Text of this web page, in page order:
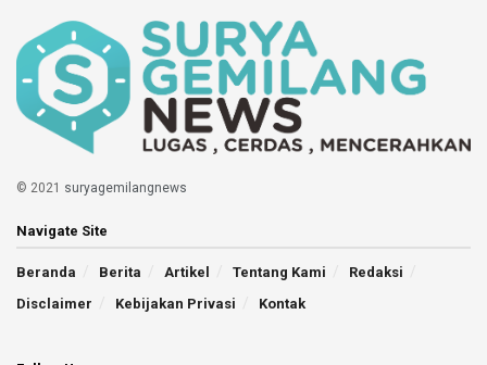
© 2021 suryagemilangnews
Navigate Site
Beranda Berita Artikel Tentang Kami
Redaksi
Disclaimer
Kebijakan Privasi Kontak